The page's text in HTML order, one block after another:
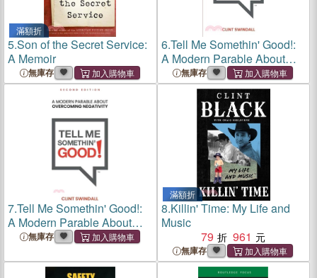
滿額折
5.Son of the Secret Service:
A Memoir
無庫存
6.Tell Me Somethin' Good!:
A Modern Parable About
Overcoming Negativity
無庫存
7.Tell Me Somethin' Good!:
A Modern Parable About
Overcoming Negativity
無庫存
滿額折
8.Killin' Time: My Life and
Music
79
961
無庫存